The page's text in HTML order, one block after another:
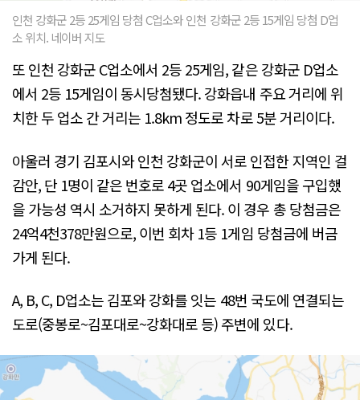
인천 강화군 2등 25게임 당첨 C업소와 인천 강화군 2등 15게임 당첨 D업
소 위치. 네이버 지도
또 인천 강화군 C업소에서 2등 25게임, 같은 강화군 D업소
에서 2등 15게임이 동시당첨됐다. 강화읍내 주요 거리에 위
치한 두 업소 간 거리는 1.8km 정도로 차로 5분 거리이다.
아울러 경기 김포시와 인천 강화군이 서로 인접한 지역인 걸
감안, 단 1명이 같은 번호로 4곳 업소에서 90게임을 구입했
을 가능성 역시 소거하지 못하게 된다. 이 경우 총 당첨금은
24억4천378만원으로, 이번 회차 1등 1게임 당첨금에 버금
가게 된다.
A, B, C, D업소는 김포와 강화를 잇는 48번 국도에 연결되는
도로(중봉로~김포대로~강화대로 등) 주변에 있다.